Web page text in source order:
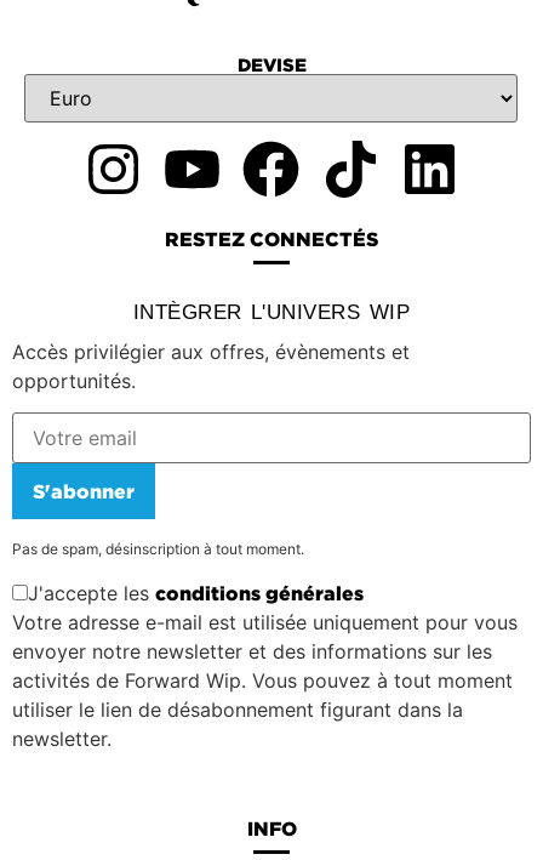
DEVISE
RESTEZ CONNECTÉS
INTÈGRER L'UNIVERS WIP
Accès privilégier aux offres, évènements et
opportunités.
S'abonner
Pas de spam, désinscription à tout moment.
J'accepte les conditions générales
Votre adresse e-mail est utilisée uniquement pour vous
envoyer notre newsletter et des informations sur les
activités de Forward Wip. Vous pouvez à tout moment
utiliser le lien de désabonnement figurant dans la
newsletter.
INFO